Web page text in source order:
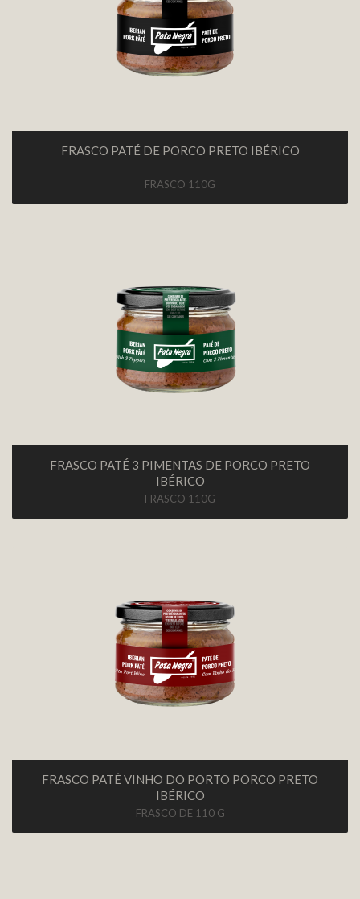
FRASCO PATÉ DE PORCO PRETO IBÉRICO
FRASCO 110G
FRASCO PATÉ 3 PIMENTAS DE PORCO PRETO
IBÉRICO
FRASCO 110G
FRASCO PATÊ VINHO DO PORTO PORCO PRETO
IBÉRICO
FRASCO DE 110 G